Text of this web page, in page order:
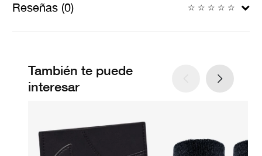
Reseñas (0) ☆ ☆ ☆ ☆ ☆
También te puede
interesar